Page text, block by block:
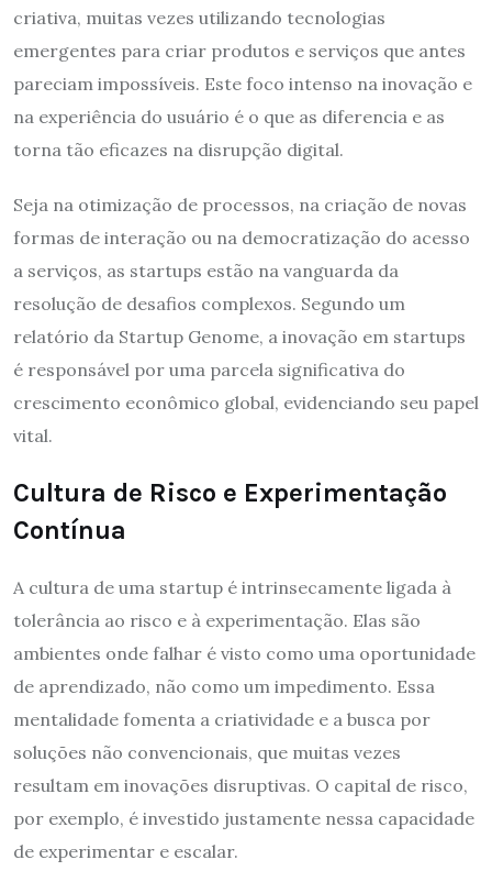
criativa, muitas vezes utilizando tecnologias
emergentes para criar produtos e serviços que antes
pareciam impossíveis. Este foco intenso na inovação e
na experiência do usuário é o que as diferencia e as
torna tão eficazes na disrupção digital.
Seja na otimização de processos, na criação de novas
formas de interação ou na democratização do acesso
a serviços, as startups estão na vanguarda da
resolução de desafios complexos. Segundo um
relatório da Startup Genome, a inovação em startups
é responsável por uma parcela significativa do
crescimento econômico global, evidenciando seu papel
vital.
Cultura de Risco e Experimentação
Contínua
A cultura de uma startup é intrinsecamente ligada à
tolerância ao risco e à experimentação. Elas são
ambientes onde falhar é visto como uma oportunidade
de aprendizado, não como um impedimento. Essa
mentalidade fomenta a criatividade e a busca por
soluções não convencionais, que muitas vezes
resultam em inovações disruptivas. O capital de risco,
por exemplo, é investido justamente nessa capacidade
de experimentar e escalar.